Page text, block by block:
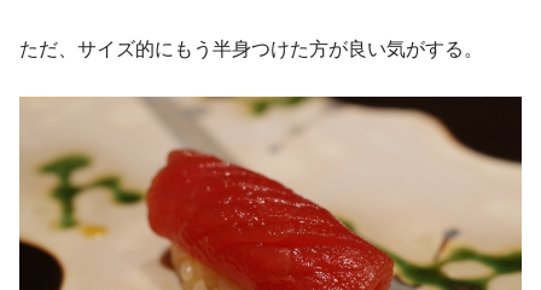
ただ、サイズ的にもう半身つけた方が良い気がする。